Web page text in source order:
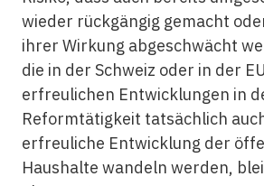
wieder rückgängig gemacht
ihrer Wirkung abgeschwächt
die in der Schweiz oder in der
erfreulichen Entwicklungen in
Reformtätigkeit tatsächlich
erfreuliche Entwicklung der
Haushalte wandeln werden,